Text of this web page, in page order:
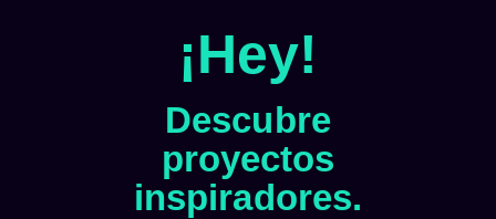
¡Hey!
Descubre
proyectos
inspiradores.